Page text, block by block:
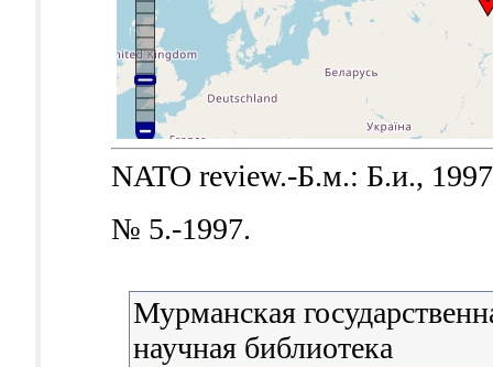
NATO review.-Б.м.: Б.и.,
№ 5.-1997.
Мурманская
научная библиотека